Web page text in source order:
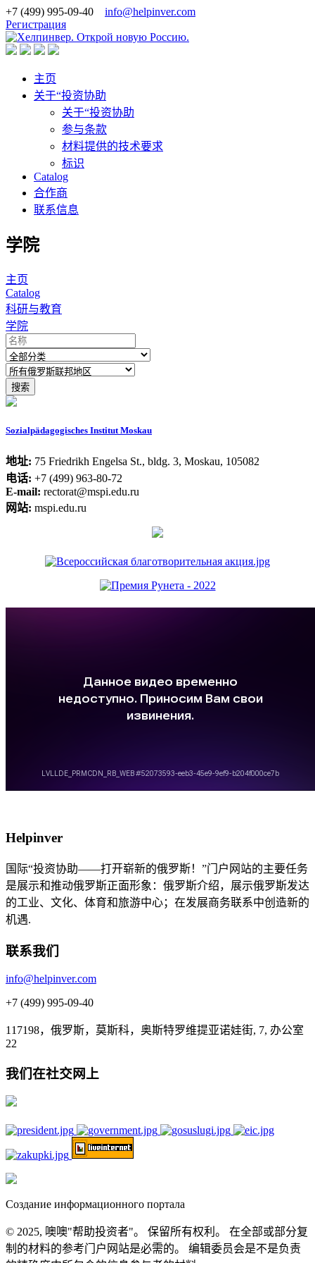
+7 (499) 995-09-40
info@helpinver.com
Регистрация
主页
关于“投资协助
关于“投资协助
参与条款
材料提供的技术要求
标识
Catalog
合作商
联系信息
学院
主页
Catalog
科研与教育
学院
Sozialpädagogisches Institut Moskau
地址: 75 Friedrikh Engelsa St., bldg. 3, Moskau, 105082
电话: +7 (499) 963-80-72
E-mail: rectorat@mspi.edu.ru
网站: mspi.edu.ru
Helpinver
国际“投资协助——打开崭新的俄罗斯！”门户网站的主要任务
是展示和推动俄罗斯正面形象：俄罗斯介绍，展示俄罗斯发达
的工业、文化、体育和旅游中心；在发展商务联系中创造新的
机遇.
联系我们
info@helpinver.com
+7 (499) 995-09-40
117198，俄罗斯，莫斯科，奥斯特罗维提亚诺娃街, 7, 办公室
22
我们在社交网上
Создание информационного портала
© 2025, 噢噢"帮助投资者"。 保留所有权利。 在全部或部分复
制的材料的参考门户网站是必需的。 编辑委员会是不是负责